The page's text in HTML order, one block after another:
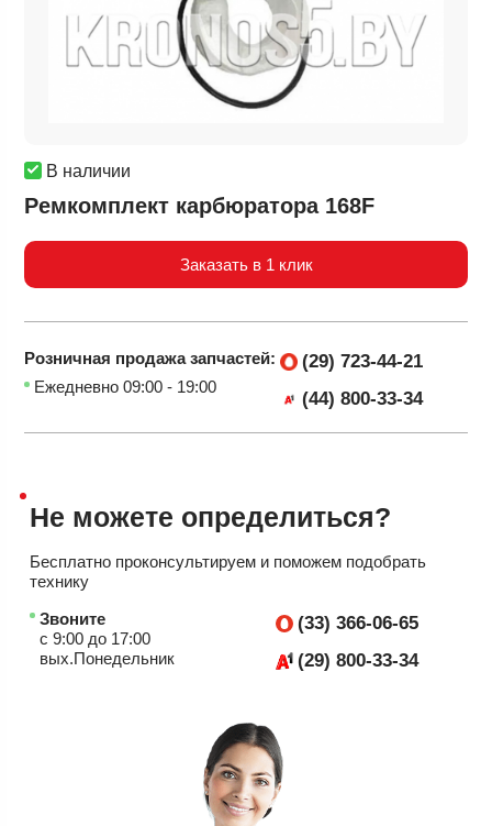
В наличии
Ремкомплект карбюратора 168F
Заказать в 1 клик
Розничная продажазапчастей:
Ежедневно 09:00 - 19:00
(29) 723-44-21
(44) 800-33-34
Не можете определиться?
Бесплатно проконсультируем и поможем подобрать
технику
Звоните
с 9:00 до 17:00
вых.Понедельник
(33) 366-06-65
(29) 800-33-34